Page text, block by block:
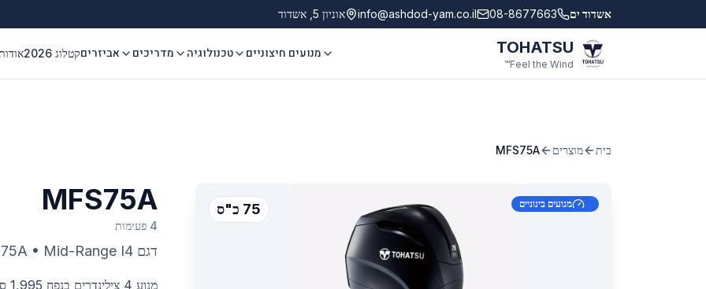
אשדוד ים 08-8677663
info@ashdod-yam.co.il אוניון 5, אשדוד
TOHATSU
Feel the Wind™
מנועים חיצוניים טכנולוגיה מדריכים אביזריםקטלוג 2026
בית מוצרים MFS75A
מנועים בינוניים 75 כ"ס MFS75A
4 פעימות
דגם • Mid-Range I4